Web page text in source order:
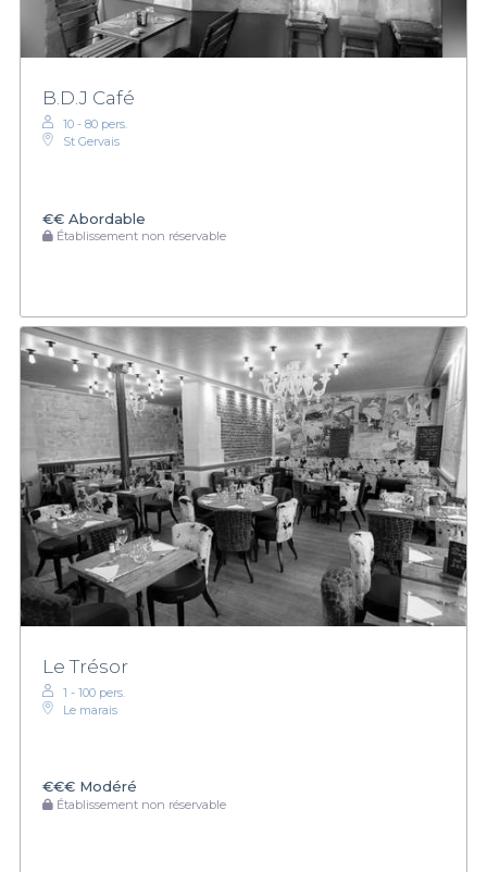
B.D.J Café
10 - 80 pers.
St Gervais
€€ Abordable
Établissement non réservable
Le Trésor
1 - 100 pers.
Le marais
€€€ Modéré
Établissement non réservable